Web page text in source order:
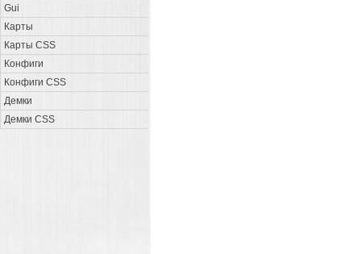
Gui
Карты
Карты CSS
Конфиги
Конфиги CSS
Демки
Демки CSS